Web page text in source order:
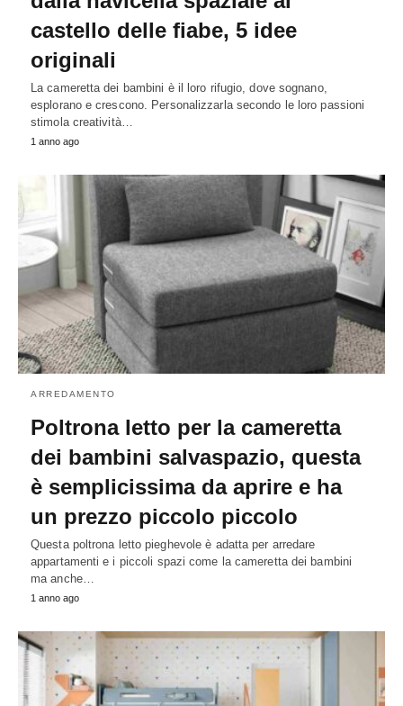
castello delle fiabe, 5 idee
originali
La cameretta dei bambini è il loro rifugio, dove sognano,
esplorano e crescono. Personalizzarla secondo le loro passioni
stimola creatività…
1 anno ago
ARREDAMENTO
Poltrona letto per la cameretta
dei bambini salvaspazio, questa
è semplicissima da aprire e ha
un prezzo piccolo piccolo
Questa poltrona letto pieghevole è adatta per arredare
appartamenti e i piccoli spazi come la cameretta dei bambini
ma anche…
1 anno ago